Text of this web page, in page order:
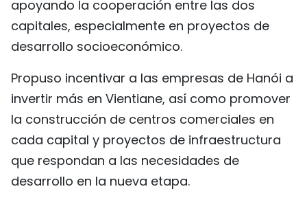
apoyando la cooperación entre las dos
capitales, especialmente en proyectos de
desarrollo socioeconómico.
Propuso incentivar a las empresas de Hanói a
invertir más en Vientiane, así como promover
la construcción de centros comerciales en
cada capital y proyectos de infraestructura
que respondan a las necesidades de
desarrollo en la nueva etapa.